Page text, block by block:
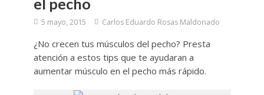
5 mayo, 2015 Carlos Eduardo Rosas Maldonado
¿No crecen tus músculos del pecho? Presta
atención a estos tips que te ayudaran a
aumentar músculo en el pecho más rápido.